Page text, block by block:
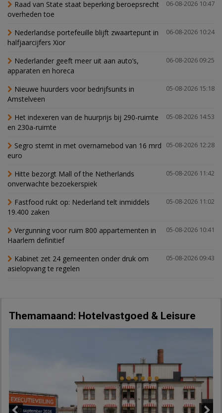
06-08-2026 10:47
Raad van State staat beperking beroepsrecht
overheden toe
06-08-2026 10:24
Nederlandse portefeuille blijft zwaartepunt in
halfjaarcijfers Xior
06-08-2026 09:25
Nederlander geeft meer uit aan auto’s,
apparaten en horeca
05-08-2026 15:18
Nieuwe huurders voor bedrijfsunits in
Amstelveen
05-08-2026 14:53
Het indexeren van de huurprijs bij 290-ruimte
en 230a-ruimte
05-08-2026 12:28
Segro stemt in met overnamebod van 16 mrd
euro
05-08-2026 11:42
Hitte bezorgt Mall of the Netherlands
onverwachte bezoekerspiek
05-08-2026 11:02
Fastfood rukt op: Nederland telt inmiddels
19.400 zaken
05-08-2026 10:41
Vergunning voor ruim 800 appartementen in
Haarlem definitief
05-08-2026 09:43
Kabinet zet 24 gemeenten onder druk om
asielopvang te regelen
Themamaand: Hotelvastgoed & Leisure